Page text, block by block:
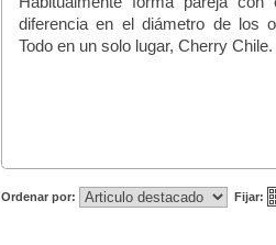
diferencia en el diámetro de los
Todo en un solo lugar, Cherry Chile.
Ordenar por: Fijar: